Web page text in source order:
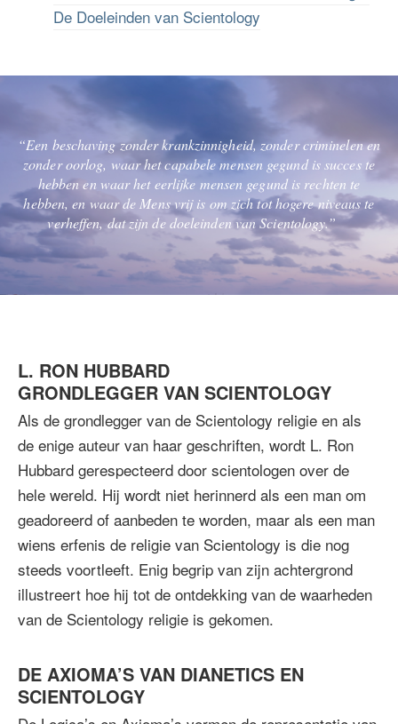
De Doeleinden van Scientology
“Een beschaving zonder krankzinnigheid, zonder criminelen en
zonder oorlog, waar het capabele mensen gegund is succes te
hebben en waar het eerlijke mensen gegund is rechten te
hebben, en waar de Mens vrij is om zich tot hogere niveaus te
verheffen, dat zijn de doeleinden van Scientology.”
L. RON HUBBARD
GRONDLEGGER VAN SCIENTOLOGY
Als de grondlegger van de Scientology religie en als
de enige auteur van haar geschriften, wordt L. Ron
Hubbard gerespecteerd door scientologen over de
hele wereld. Hij wordt niet herinnerd als een man om
geadoreerd of aanbeden te worden, maar als een man
wiens erfenis de religie van Scientology is die nog
steeds voortleeft. Enig begrip van zijn achtergrond
illustreert hoe hij tot de ontdekking van de waarheden
van de Scientology religie is gekomen.
DE AXIOMA’S VAN DIANETICS EN
SCIENTOLOGY